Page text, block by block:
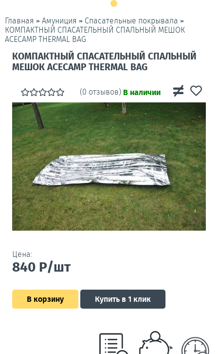
Главная » Амуниция » Спасательные покрывала »
КОМПАКТНЫЙ СПАСАТЕЛЬНЫЙ СПАЛЬНЫЙ МЕШОК
ACECAMP THERMAL BAG
КОМПАКТНЫЙ СПАСАТЕЛЬНЫЙ СПАЛЬНЫЙ
МЕШОК ACECAMP THERMAL BAG
(0 отзывов) В наличии
Цена:
840 Р/шт
В корзину Купить в 1 клик